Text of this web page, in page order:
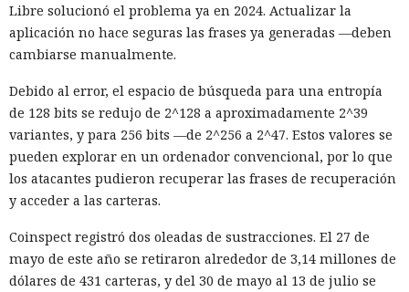
Libre solucionó el problema ya en 2024. Actualizar la
aplicación no hace seguras las frases ya generadas —deben
cambiarse manualmente.
Debido al error, el espacio de búsqueda para una entropía
de 128 bits se redujo de 2^128 a aproximadamente 2^39
variantes, y para 256 bits —de 2^256 a 2^47. Estos valores se
pueden explorar en un ordenador convencional, por lo que
los atacantes pudieron recuperar las frases de recuperación
y acceder a las carteras.
Coinspect registró dos oleadas de sustracciones. El 27 de
mayo de este año se retiraron alrededor de 3,14 millones de
dólares de 431 carteras, y del 30 de mayo al 13 de julio se